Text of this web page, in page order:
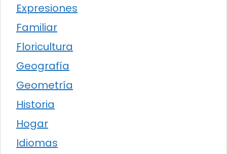
Expresiones
Familiar
Floricultura
Geografía
Geometría
Historia
Hogar
Idiomas